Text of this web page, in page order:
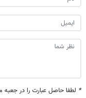
* لطفا حاصل عبارت را در جعبه